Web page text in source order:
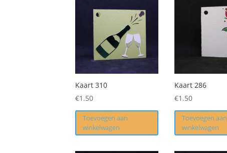
Kaart 310
€1.50
Toevoegen aan
winkelwagen
Kaart 286
€1.50
Toevoegen aan
winkelwagen